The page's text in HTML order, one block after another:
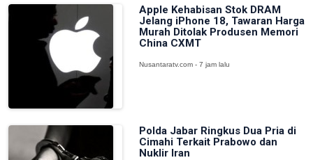
Apple Kehabisan Stok DRAM
Jelang iPhone 18, Tawaran Harga
Murah Ditolak Produsen Memori
China CXMT
Nusantaratv.com - 7 jam lalu
Polda Jabar Ringkus Dua Pria di
Cimahi Terkait Prabowo dan
Nuklir Iran